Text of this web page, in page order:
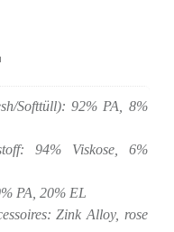
Softtüll): 92% PA, 8%
94% Viskose, 6%
PA, 20% EL
Zink Alloy, rose